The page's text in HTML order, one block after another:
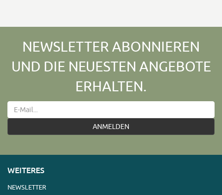
NEWSLETTER ABONNIEREN
UND DIE NEUESTEN ANGEBOTE
ERHALTEN.
ANMELDEN
WEITERES
NEWSLETTER